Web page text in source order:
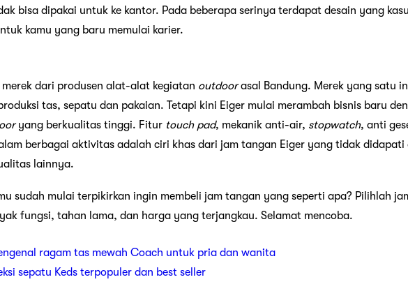
bisa dipakai untuk ke kantor. Pada beberapa serinya terdapat desain yang
kamu yang baru memulai karier.
merek dari produsen alat-alat kegiatan outdoorasal Bandung. Merek yang satu
tas, sepatu dan pakaian. Tetapi kini Eiger mulai merambah bisnis baru
yang berkualitas tinggi. Fitur touch pad, mekanik anti-air, stopwatch, anti
berbagai aktivitas adalah ciri khas dari jam tangan Eiger yang tidak didapati
lainnya.
sudah mulai terpikirkan ingin membeli jam tangan yang seperti apa? Pilihlah
fungsi, tahan lama, dan harga yang terjangkau. Selamat mencoba.
ragam tas mewah Coach untuk pria dan wanita
sepatu Keds terpopuler dan best seller